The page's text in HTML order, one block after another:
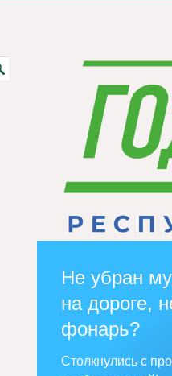
Не убран
на дороге,
фонарь?
Столкнулись с